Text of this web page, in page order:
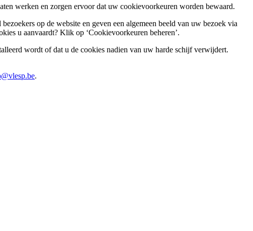
werken en zorgen ervoor dat uw cookievoorkeuren worden bewaard.
op de website en geven een algemeen beeld van uw bezoek via
u aanvaardt? Klik op ‘Cookievoorkeuren beheren’.
wordt of dat u de cookies nadien van uw harde schijf verwijdert.
.